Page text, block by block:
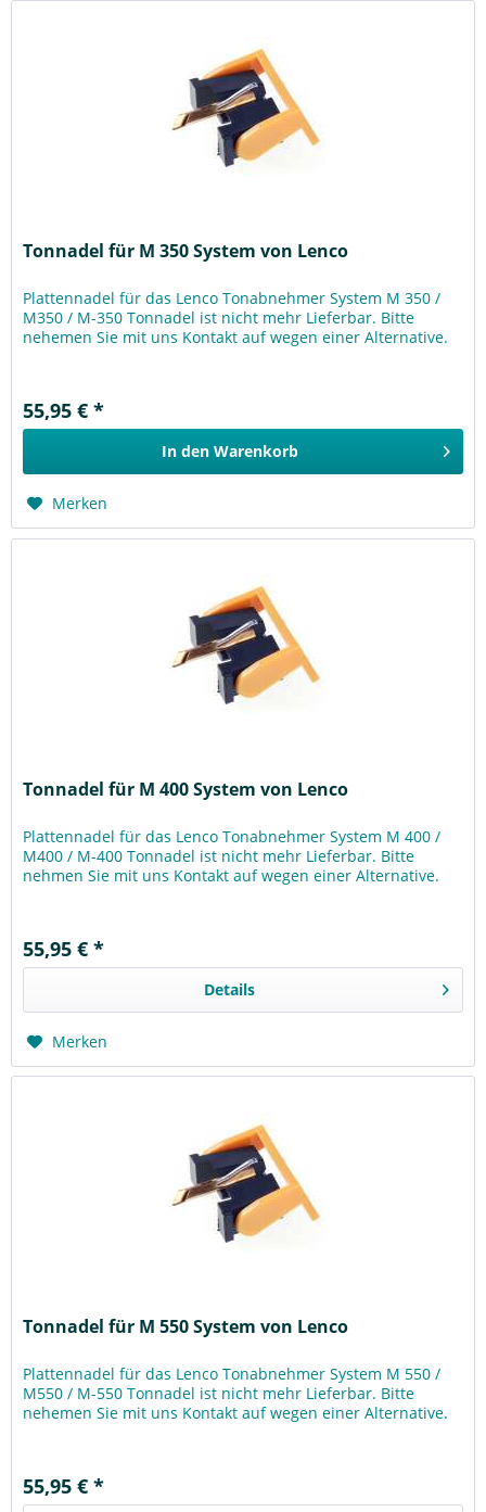
Tonnadel für M 350 System von Lenco
Plattennadel für das Lenco Tonabnehmer System M 350 /
M350 / M-350 Tonnadel ist nicht mehr Lieferbar. Bitte
nehemen Sie mit uns Kontakt auf wegen einer Alternative.
55,95 € *
In den Warenkorb
Merken
Tonnadel für M 400 System von Lenco
Plattennadel für das Lenco Tonabnehmer System M 400 /
M400 / M-400 Tonnadel ist nicht mehr Lieferbar. Bitte
nehmen Sie mit uns Kontakt auf wegen einer Alternative.
55,95 € *
Details
Merken
Tonnadel für M 550 System von Lenco
Plattennadel für das Lenco Tonabnehmer System M 550 /
M550 / M-550 Tonnadel ist nicht mehr Lieferbar. Bitte
nehemen Sie mit uns Kontakt auf wegen einer Alternative.
55,95 € *